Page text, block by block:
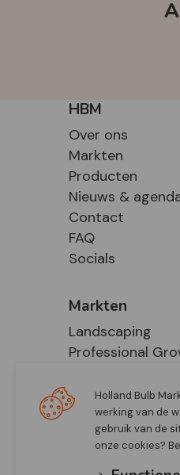
HBM
Over ons
Markten
Producten
Nieuws &
Contact
FAQ
Socials
Markten
Landscaping
Professional
RetailHolland Bulb
werking van de
gebruik van de
onze cookies?